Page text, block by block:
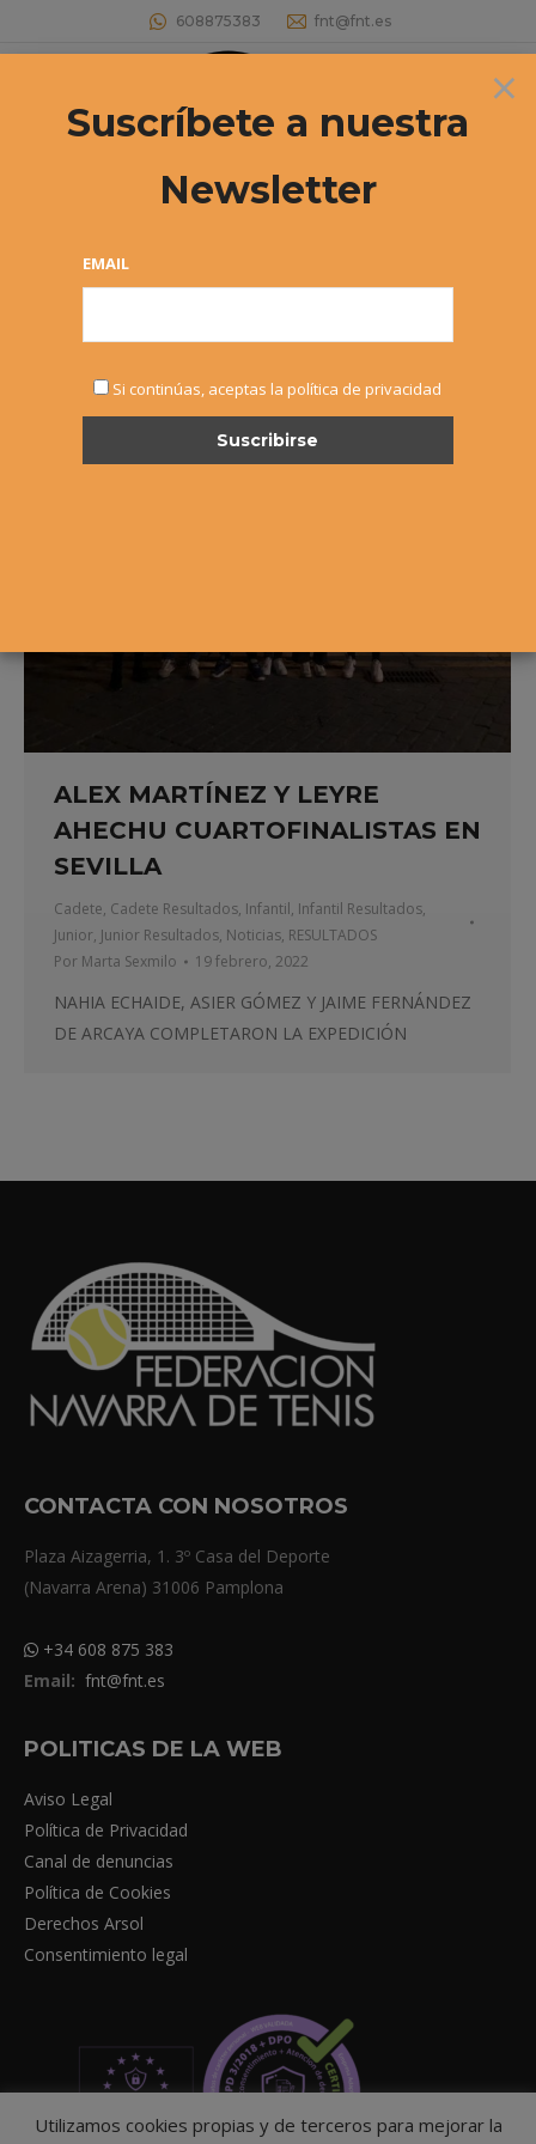
608875383 fnt@fnt.es
Buscar:
Archivos diarios:19 febrero, 2022
ALEX MARTÍNEZ Y LEYRE
AHECHU CUARTOFINALISTAS EN
SEVILLA
Cadete, Cadete Resultados, Infantil, Infantil Resultados,
Junior, Junior Resultados, Noticias, RESULTADOS
Por Marta Sexmilo 19 febrero, 2022
NAHIA ECHAIDE, ASIER GÓMEZ Y JAIME FERNÁNDEZ
DE ARCAYA COMPLETARON LA EXPEDICIÓN
CONTACTA CON NOSOTROS
Plaza Aizagerria, 1. 3º Casa del Deporte
(Navarra Arena) 31006 Pamplona
+34 608 875 383
Email: fnt@fnt.es
POLITICAS DE LA WEB
Aviso Legal
Política de Privacidad
Canal de denuncias
Política de Cookies
Derechos Arsol
Consentimiento legal
Utilizamos cookies propias y de terceros para mejorar la
×
Suscríbete a nuestra
Newsletter
EMAIL
Si continúas, aceptas la política de privacidad